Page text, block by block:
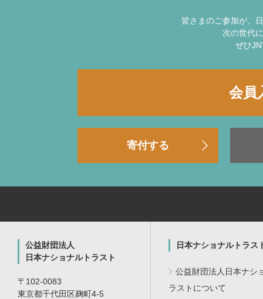
皆さまのご参加が、
次の世代
ぜひ
会員
寄付する
公益財団法人
日本ナショナルトラスト
〒102-0083
東京都千代田区麹町4-5
日本ナショナルトラス
公益財団法人日本ナシ
ラストについて